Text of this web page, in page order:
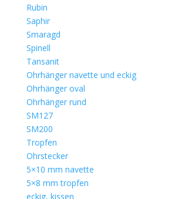
Rubin
Saphir
Smaragd
Spinell
Tansanit
Ohrhänger navette und eckig
Ohrhänger oval
Ohrhänger rund
SM127
SM200
Tropfen
Ohrstecker
5×10 mm navette
5×8 mm tropfen
eckig, kissen